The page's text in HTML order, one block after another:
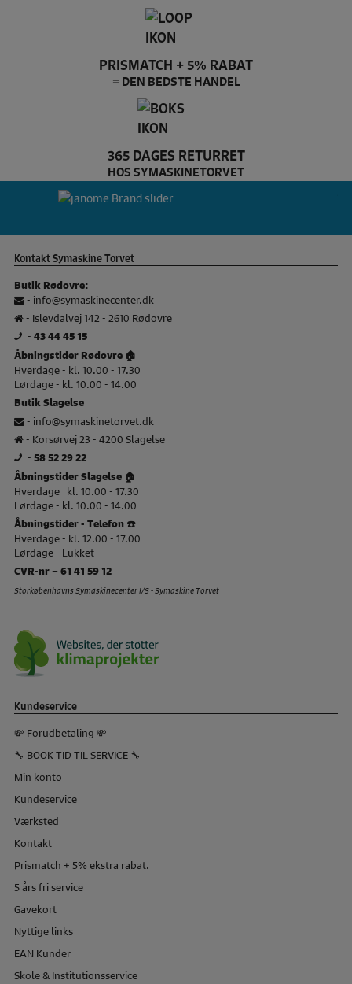
PRISMATCH + 5% RABAT
= DEN BEDSTE HANDEL
365 DAGES RETURRET
HOS SYMASKINETORVET
husqvarna Brand slider
Kontakt Symaskine Torvet
Butik Rødovre:
- info@symaskinecenter.dk
- Islevdalvej 142 - 2610 Rødovre
- 43 44 45 15
Åbningstider Rødovre 🏠
Hverdage - kl. 10.00 - 17.30
Lørdage - kl. 10.00 - 14.00
Butik Slagelse
- info@symaskinetorvet.dk
- Korsørvej 23 - 4200 Slagelse
- 58 52 29 22
Åbningstider Slagelse 🏠
Hverdage kl. 10.00 - 17.30
Lørdage - kl. 10.00 - 14.00
Åbningstider - Telefon ☎️
Hverdage - kl. 12.00 - 17.00
Lørdage - Lukket
CVR-nr – 61 41 59 12
Storkøbenhavns Symaskinecenter I/S - Symaskine Torvet
Kundeservice
💸 Forudbetaling 💸
🔧 BOOK TID TIL SERVICE 🔧
Min konto
Kundeservice
Værksted
Kontakt
Prismatch + 5% ekstra rabat.
5 års fri service
Gavekort
Nyttige links
EAN Kunder
Skole & Institutionsservice